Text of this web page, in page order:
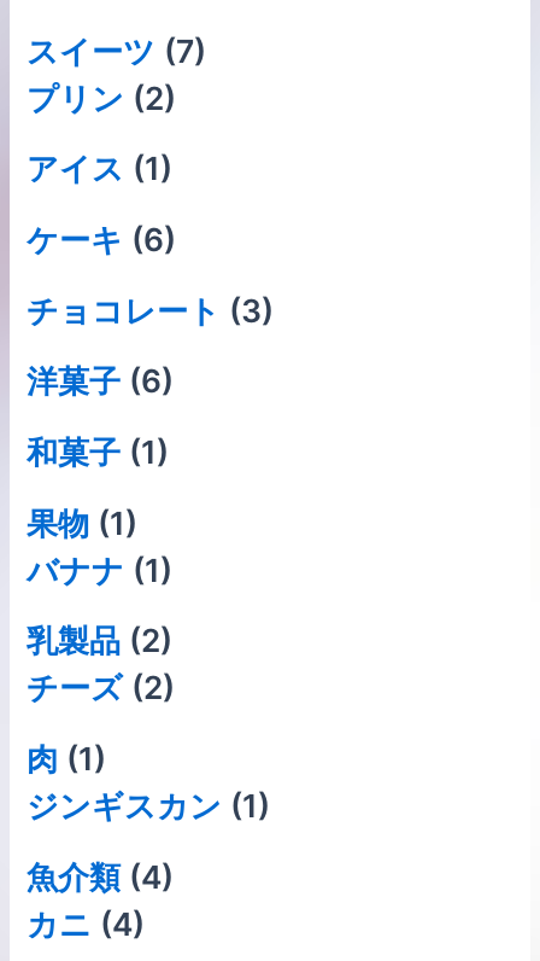
スイーツ (7)
プリン (2)
アイス (1)
ケーキ (6)
チョコレート (3)
洋菓子 (6)
和菓子 (1)
果物 (1)
バナナ (1)
乳製品 (2)
チーズ(2)
肉 (1)
ジンギスカン (1)
⿂介類(4)
カニ (4)